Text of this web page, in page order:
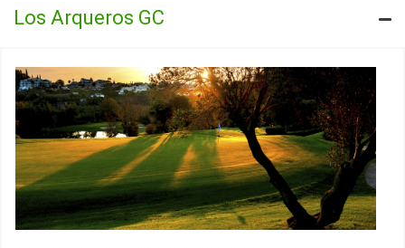
Los Arqueros GC